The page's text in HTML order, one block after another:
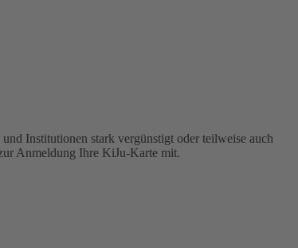
Institutionen stark vergünstigt oder teilweise auch
Anmeldung Ihre KiJu-Karte mit.